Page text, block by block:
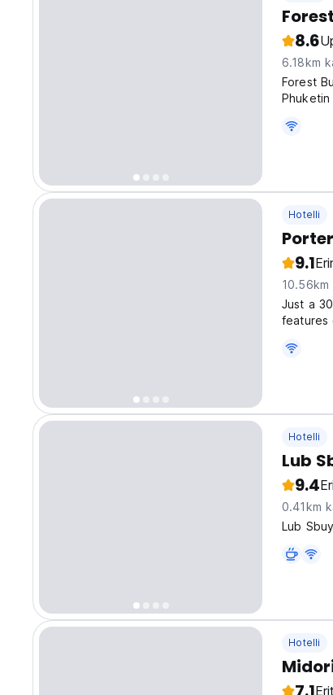
8.6
6.18km
Forest
Phuketin
Hotelli
9.1
Just a
features
Hotelli
Lub
9.4
0.41km
Lub
Hotelli